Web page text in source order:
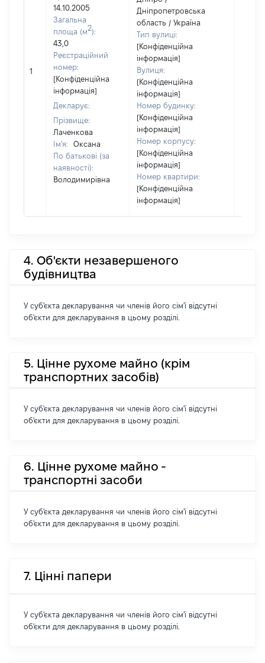
1
14.10.2005
Загальна
площа (м2):
43,0
Реєстраційний
номер:
[Конфіденційна
інформація]
Декларує:
Прізвище:
Лаченкова
Ім'я:
Оксана
По батькові (за
наявності):
Володимирівна
Дніпропетровська
область / Україна
Тип вулиці:
[Конфіденційна
інформація]
Вулиця:
[Конфіденційна
інформація]
Номер будинку:
[Конфіденційна
інформація]
Номер корпусу:
[Конфіденційна
інформація]
Номер квартири:
[Конфіденційна
інформація]
4. Об'єкти незавершеного
будівництва
У суб'єкта декларування чи членів його сім'ї відсутні
об'єкти для декларування в цьому розділі.
5. Цінне рухоме майно (крім
транспортних засобів)
У суб'єкта декларування чи членів його сім'ї відсутні
об'єкти для декларування в цьому розділі.
6. Цінне рухоме майно -
транспортні засоби
У суб'єкта декларування чи членів його сім'ї відсутні
об'єкти для декларування в цьому розділі.
7. Цінні папери
У суб'єкта декларування чи членів його сім'ї відсутні
об'єкти для декларування в цьому розділі.